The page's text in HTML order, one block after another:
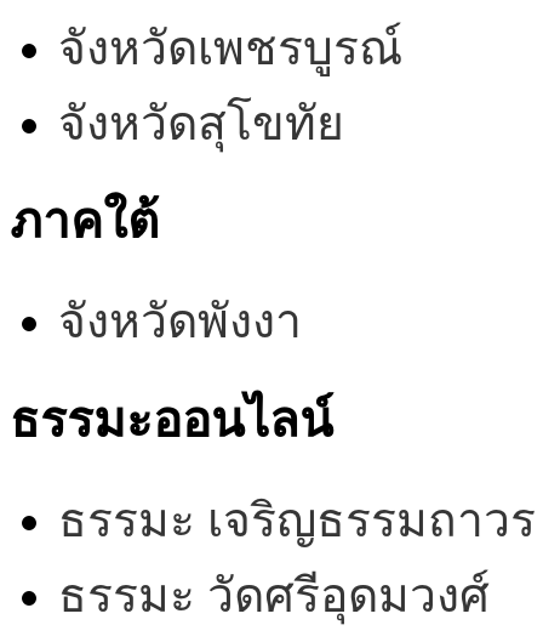
จังหวัดเพชรบูรณ์
จังหวัดสุโขทัย
ภาคใต้
จังหวัดพังงา
ธรรมะออนไลน์
ธรรมะ เจริญธรรมถาวร
ธรรมะ วัดศรีอุดมวงศ์